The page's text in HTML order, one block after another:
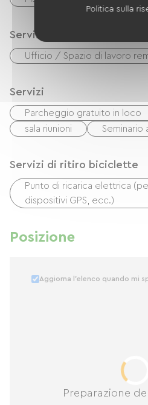
Servizi
Ufficio / Spazio di lavoro
Servizi
Parcheggio gratuito in loco
sala riunioni
Seminario
Servizi di ritiro biciclette
Punto di ricarica elettrica
dispositivi GPS, ecc.)
Posizione
Preparazione
Aggiorna l'elenco quando mi
Politica sulla